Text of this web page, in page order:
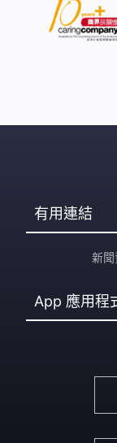
有用連結
新
App 應用程